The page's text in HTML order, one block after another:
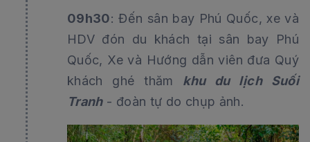
09h30: Đến sân bay Phú Quốc, xe và
HDV đón du khách tại sân bay Phú
Quốc, Xe và Hướng dẫn viên đưa Quý
khách ghé thăm khu du lịch Suối
Tranh- đoàn tự do chụp ảnh.